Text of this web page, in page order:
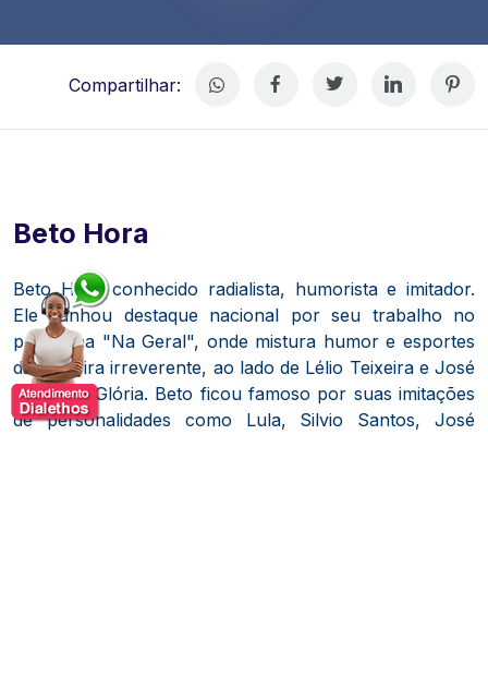
Compartilhar:
Beto Hora
Beto Hora conhecido radialista, humorista e imitador.
Ele ganhou destaque nacional por seu trabalho no
programa "Na Geral", onde mistura humor e esportes
de maneira irreverente, ao lado de Lélio Teixeira e José
Paulo da Glória. Beto ficou famoso por suas imitações
de personalidades como Lula, Silvio Santos, José